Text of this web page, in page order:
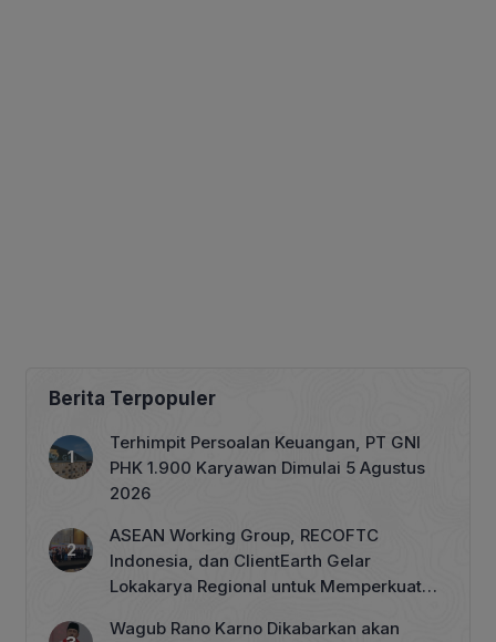
Berita Terpopuler
Terhimpit Persoalan Keuangan, PT GNI
PHK 1.900 Karyawan Dimulai 5 Agustus
2026
ASEAN Working Group, RECOFTC
Indonesia, dan ClientEarth Gelar
Lokakarya Regional untuk Memperkuat
Wagub Rano Karno Dikabarkan akan